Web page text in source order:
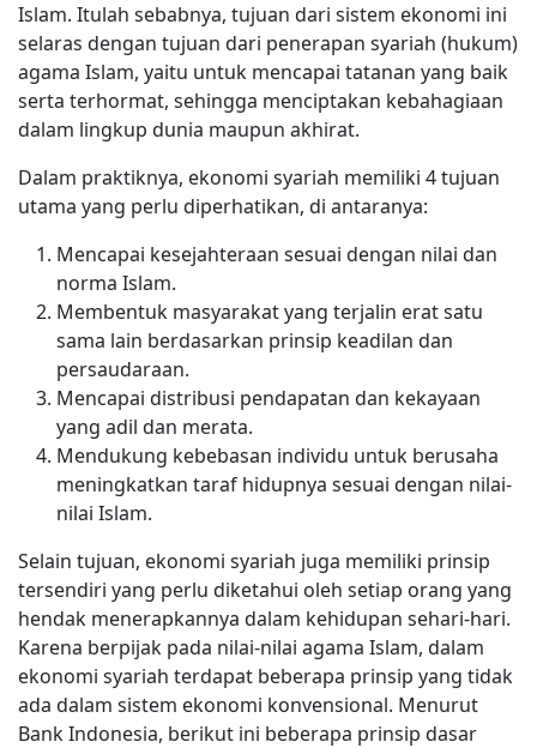
Islam. Itulah sebabnya, tujuan dari sistem ekonomi ini
selaras dengan tujuan dari penerapan syariah (hukum)
agama Islam, yaitu untuk mencapai tatanan yang baik
serta terhormat, sehingga menciptakan kebahagiaan
dalam lingkup dunia maupun akhirat.
Dalam praktiknya, ekonomi syariah memiliki 4 tujuan
utama yang perlu diperhatikan, di antaranya:
Mencapai kesejahteraan sesuai dengan nilai dan
norma Islam.
Membentuk masyarakat yang terjalin erat satu
sama lain berdasarkan prinsip keadilan dan
persaudaraan.
Mencapai distribusi pendapatan dan kekayaan
yang adil dan merata.
Mendukung kebebasan individu untuk berusaha
meningkatkan taraf hidupnya sesuai dengan nilai-
nilai Islam.
Selain tujuan, ekonomi syariah juga memiliki prinsip
tersendiri yang perlu diketahui oleh setiap orang yang
hendak menerapkannya dalam kehidupan sehari-hari.
Karena berpijak pada nilai-nilai agama Islam, dalam
ekonomi syariah terdapat beberapa prinsip yang tidak
ada dalam sistem ekonomi konvensional. Menurut
Bank Indonesia, berikut ini beberapa prinsip dasar